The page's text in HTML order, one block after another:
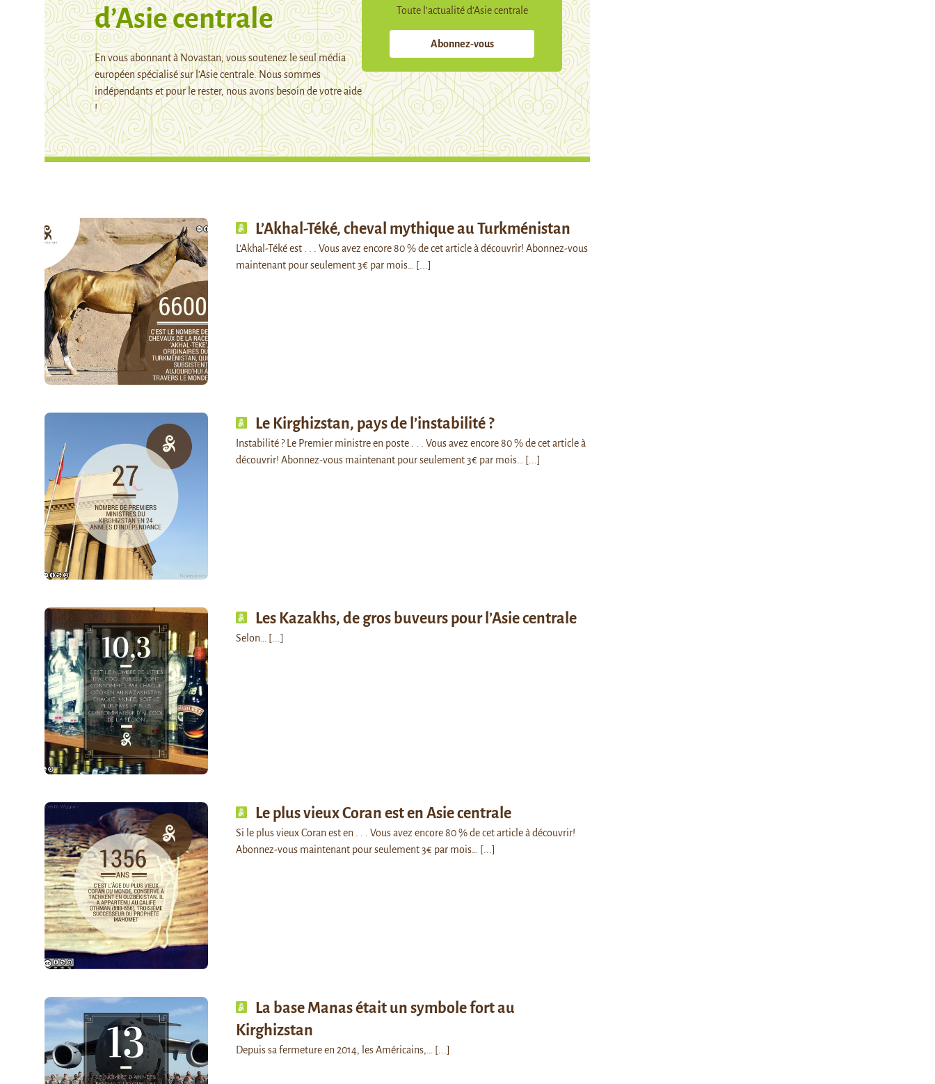
d’Asie centrale
En vous abonnant à Novastan, vous soutenez le seul média
européen spécialisé sur l’Asie centrale. Nous sommes
indépendants et pour le rester, nous avons besoin de votre aide
!
Toute l’actualité d’Asie centrale
Abonnez-vous
L’Akhal-Téké, cheval mythique au Turkménistan
L'Akhal-Téké est . . . Vous avez encore 80 % de cet article à découvrir! Abonnez-vous
maintenant pour seulement 3€ par mois…
[...]
Le Kirghizstan, pays de l’instabilité ?
Instabilité ? Le Premier ministre en poste . . . Vous avez encore 80 % de cet article à
découvrir! Abonnez-vous maintenant pour seulement 3€ par mois…
[...]
Les Kazakhs, de gros buveurs pour l’Asie centrale
Selon… [...]
Le plus vieux Coran est en Asie centrale
Si le plus vieux Coran est en . . . Vous avez encore 80 % de cet article à découvrir!
Abonnez-vous maintenant pour seulement 3€ par mois…
[...]
La base Manas était un symbole fort au
Kirghizstan
Depuis sa fermeture en 2014, les Américains,… [...]